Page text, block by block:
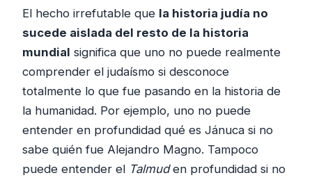
El hecho irrefutable que la historia judía no
sucede aislada del resto de la historia
mundial significa que uno no puede realmente
comprender el judaísmo si desconoce
totalmente lo que fue pasando en la historia de
la humanidad. Por ejemplo, uno no puede
entender en profundidad qué es Jánuca si no
sabe quién fue Alejandro Magno. Tampoco
puede entender el Talmuden profundidad si no